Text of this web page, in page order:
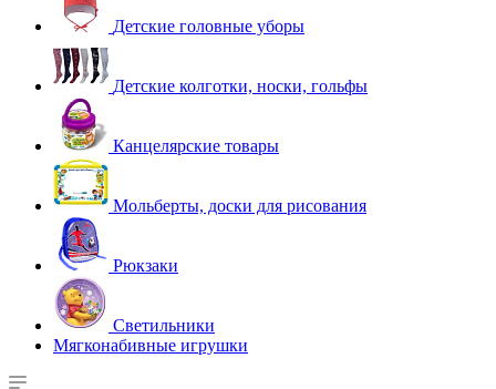
Детские головные уборы
Детские колготки, носки, гольфы
Канцелярские товары
Мольберты, доски для рисования
Рюкзаки
Светильники
Мягконабивные игрушки